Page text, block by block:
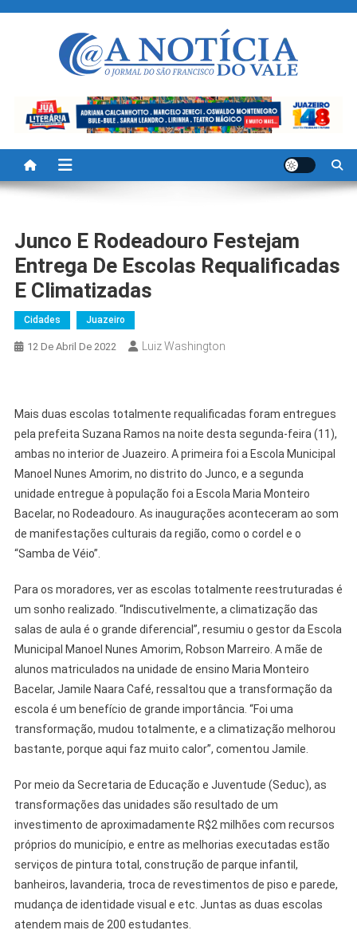
A Noticia Do Vale
Junco E Rodeadouro Festejam
Entrega De Escolas Requalificadas
E Climatizadas
Cidades Juazeiro
12 De Abril De 2022 Luiz Washington
Mais duas escolas totalmente requalificadas foram entregues
pela prefeita Suzana Ramos na noite desta segunda-feira (11),
ambas no interior de Juazeiro. A primeira foi a Escola Municipal
Manoel Nunes Amorim, no distrito do Junco, e a segunda
unidade entregue à população foi a Escola Maria Monteiro
Bacelar, no Rodeadouro. As inaugurações aconteceram ao som
de manifestações culturais da região, como o cordel e o
“Samba de Véio”.
Para os moradores, ver as escolas totalmente reestruturadas é
um sonho realizado. “Indiscutivelmente, a climatização das
salas de aula é o grande diferencial”, resumiu o gestor da Escola
Municipal Manoel Nunes Amorim, Robson Marreiro. A mãe de
alunos matriculados na unidade de ensino Maria Monteiro
Bacelar, Jamile Naara Café, ressaltou que a transformação da
escola é um benefício de grande importância. “Foi uma
transformação, mudou totalmente, e a climatização melhorou
bastante, porque aqui faz muito calor”, comentou Jamile.
Por meio da Secretaria de Educação e Juventude (Seduc), as
transformações das unidades são resultado de um
investimento de aproximadamente R$2 milhões com recursos
próprios do município, e entre as melhorias executadas estão
serviços de pintura total, construção de parque infantil,
banheiros, lavanderia, troca de revestimentos de piso e parede,
mudança de identidade visual e etc. Juntas as duas escolas
atendem mais de 200 estudantes.